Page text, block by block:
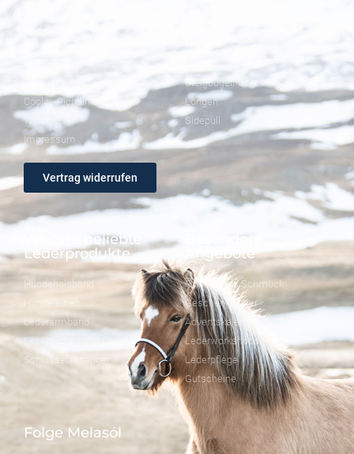
Cookie-Richtlinie (EU)
Widerruf
Impressum
Vertrag widerrufen
Steigbügelhalter
Longen
Sidepull
Weitere beliebte
Lederprodukte
Hundehalsband
Hundeleinen
Lederarmband
Lesezeichen aus Leder
Schlüsselanhänger
Besondere
Angebote
FineFellows Schmuck
Geschenkpapier
Adventskalender
Lederworkshops
Lederpflege
Gutscheine
Folge Melasól